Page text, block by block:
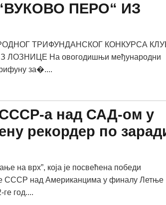
ПЕРО“ ИЗ
ТРИФУНДАНСКОГ КОНКУРСА
На овогодишњи међународни
за�....
а над САД-ом у
рекордер по
на врх”, која је посвећена победи
СССР над Американцима у финалу Летње
год....